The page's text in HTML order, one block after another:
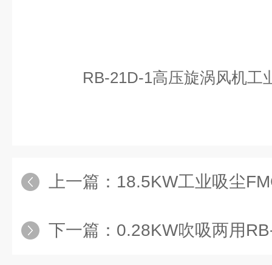
RB-21D-1高压旋涡风机工
上一篇： 18.5KW工业吸尘FMCJC-18.5-
下一篇： 0.28KW吹吸两用RB-21D-1-AC